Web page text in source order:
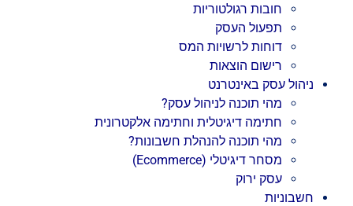
חובות רגולטוריות
תפעול העסק
דוחות לרשויות המס
רישום הוצאות
ניהול עסק באינטרנט
מהי תוכנה לניהול עסק?
חתימה דיגיטלית וחתימה אלקטרונית
מהי תוכנה להנהלת חשבונות?
מסחר דיגיטלי (Ecommerce)
עסק ירוק
חשבוניות